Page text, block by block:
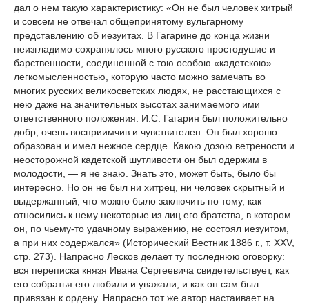
дал о нем такую характеристику: «Он не был человек хитрый
и совсем не отвечал общепринятому вульгарному
представлению об иезуитах. В Гагарине до конца жизни
неизгладимо сохранялось много русского простодушие и
барственности, соединенной с тою особою «кадетскою»
легкомысленностью, которую часто можно замечать во
многих русских великосветских людях, не расстающихся с
нею даже на значительных высотах занимаемого ими
ответственного положения. И.С. Гагарин был положительно
добр, очень восприимчив и чувствителен. Он был хорошо
образован и имел нежное сердце. Какою дозою ветрености и
неосторожной кадетской шутливости он был одержим в
молодости, — я не знаю. Знать это, может быть, было бы
интересно. Но он не был ни хитрец, ни человек скрытный и
выдержанный, что можно было заключить по тому, как
относились к нему некоторые из лиц его братства, в котором
он, по чьему-то удачному выражению, не состоял иезуитом,
а при них содержался» (Исторический Вестник 1886 г., т. XXV,
стр. 273). Напрасно Лесков делает ту последнюю оговорку:
вся переписка князя Ивана Сергеевича свидетельствует, как
его собратья его любили и уважали, и как он сам был
привязан к ордену. Напрасно тот же автор настаивает на